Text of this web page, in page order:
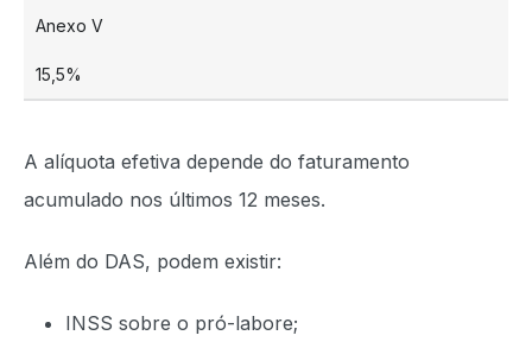
Anexo V
15,5%
A alíquota efetiva depende do faturamento
acumulado nos últimos 12 meses.
Além do DAS, podem existir:
INSS sobre o pró-labore;